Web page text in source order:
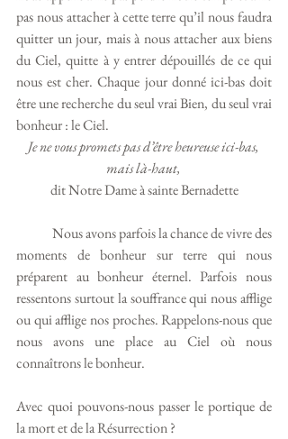
pas nous attacher à cette terre qu’il nous faudra
quitter un jour, mais à nous attacher aux biens
du Ciel, quitte à y entrer dépouillés de ce qui
nous est cher. Chaque jour donné ici-bas doit
être une recherche du seul vrai Bien, du seul vrai
bonheur : le Ciel.
Je ne vous promets pas d’être heureuse ici-bas,
mais là-haut,
dit Notre Dame à sainte Bernadette
moments de bonheur sur terre qui nous
préparent au bonheur éternel. Parfois nous
ressentons surtout la souffrance qui nous afflige
ou qui afflige nos proches. Rappelons-nous que
nous avons une place au Ciel où nous
connaîtrons le bonheur.
Avec quoi pouvons-nous passer le portique de
la mort et de la Résurrection ?